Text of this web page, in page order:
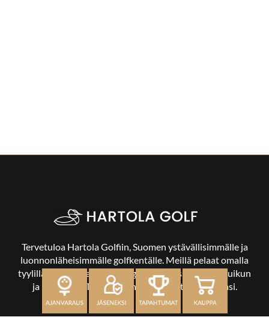
Tervetuloa Hartola Golfiin, Suomen ystävällisimmälle ja
luonnonläheisimmälle golfkentälle. Meillä pelaat omalla
tyylilläsi ja tasollasi – ja bongaat halutessasi vaikka uikun
ja kuikankin. Tärkeintä on, että nautit vierailustasi.